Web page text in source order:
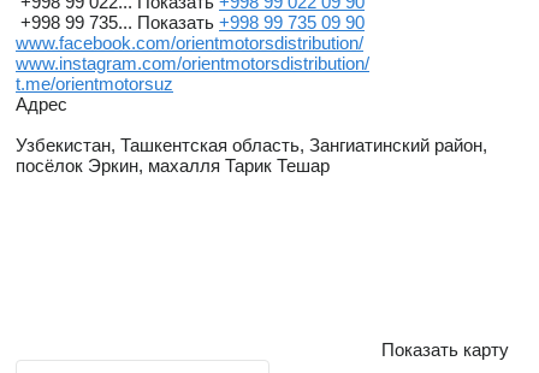
+998 99 735... Показать +998 99 735 09 90
www.facebook.com/orientmotorsdistribution/
www.instagram.com/orientmotorsdistribution/
t.me/orientmotorsuz
Адрес
Узбекистан, Ташкентская область, Зангиатинский район,
посёлок Эркин, махалля Тарик Тешар
Показать карту